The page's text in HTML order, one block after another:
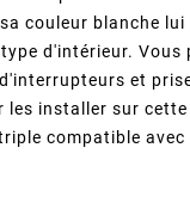
couleur blanche lui
d'intérieur. Vous
d'interrupteurs et
les installer sur cette
compatible avec